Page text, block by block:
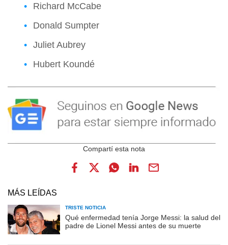
Richard McCabe
Donald Sumpter
Juliet Aubrey
Hubert Koundé
MÁS LEÍDAS
TRISTE NOTICIA
Qué enfermedad tenía Jorge Messi: la salud del
padre de Lionel Messi antes de su muerte